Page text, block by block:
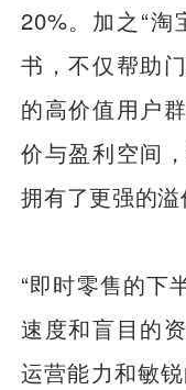
20%。加之“淘
书，不仅帮助
的高价值用户
价与盈利空间
拥有了更强的溢
“即时零售的下
速度和盲目的
运营能力和敏